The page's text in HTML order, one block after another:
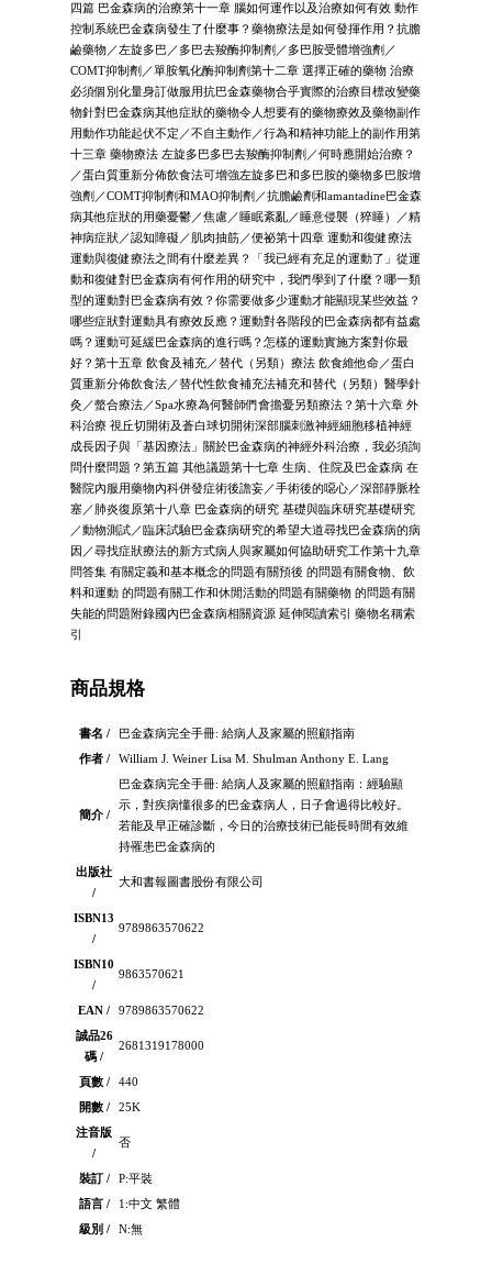
四篇 巴金森病的治療第十一章 腦如何運作以及治療如何有效 動作
控制系統巴金森病發生了什麼事？藥物療法是如何發揮作用？抗膽
鹼藥物／左旋多巴／多巴去羧酶抑制劑／多巴胺受體增強劑／
COMT抑制劑／單胺氧化酶抑制劑第十二章 選擇正確的藥物 治療
必須個別化量身訂做服用抗巴金森藥物合乎實際的治療目標改變藥
物針對巴金森病其他症狀的藥物令人想要有的藥物療效及藥物副作
用動作功能起伏不定／不自主動作／行為和精神功能上的副作用第
十三章 藥物療法 左旋多巴多巴去羧酶抑制劑／何時應開始治療？
／蛋白質重新分佈飲食法可增強左旋多巴和多巴胺的藥物多巴胺增
強劑／COMT抑制劑和MAO抑制劑／抗膽鹼劑和amantadine巴金森
病其他症狀的用藥憂鬱／焦慮／睡眠紊亂／睡意侵襲（猝睡）／精
神病症狀／認知障礙／肌肉抽筋／便祕第十四章 運動和復健療法
運動與復健療法之間有什麼差異？「我已經有充足的運動了」從運
動和復健對巴金森病有何作用的研究中，我們學到了什麼？哪一類
型的運動對巴金森病有效？你需要做多少運動才能顯現某些效益？
哪些症狀對運動具有療效反應？運動對各階段的巴金森病都有益處
嗎？運動可延緩巴金森病的進行嗎？怎樣的運動實施方案對你最
好？第十五章 飲食及補充／替代（另類）療法 飲食維他命／蛋白
質重新分佈飲食法／替代性飲食補充法補充和替代（另類）醫學針
灸／螫合療法／Spa水療為何醫師們會擔憂另類療法？第十六章 外
科治療 視丘切開術及蒼白球切開術深部腦刺激神經細胞移植神經
成長因子與「基因療法」關於巴金森病的神經外科治療，我必須詢
問什麼問題？第五篇 其他議題第十七章 生病、住院及巴金森病 在
醫院內服用藥物內科併發症術後譫妄／手術後的噁心／深部靜脈栓
塞／肺炎復原第十八章 巴金森病的研究 基礎與臨床研究基礎研究
／動物測試／臨床試驗巴金森病研究的希望大道尋找巴金森病的病
因／尋找症狀療法的新方式病人與家屬如何協助研究工作第十九章
問答集 有關定義和基本概念的問題有關預後 的問題有關食物、飲
料和運動 的問題有關工作和休閒活動的問題有關藥物 的問題有關
失能的問題附錄國內巴金森病相關資源 延伸閱讀索引 藥物名稱索
引
商品規格
書名 /
巴金森病完全手冊: 給病人及家屬的照顧指南
作者 /
William J. Weiner Lisa M. Shulman Anthony E. Lang
簡介 /
巴金森病完全手冊: 給病人及家屬的照顧指南：經驗顯
示，對疾病懂很多的巴金森病人，日子會過得比較好。
若能及早正確診斷，今日的治療技術已能長時間有效維
持罹患巴金森病的
出版社
/
大和書報圖書股份有限公司
ISBN13
/
9789863570622
ISBN10
/
9863570621
EAN /
9789863570622
誠品26
碼 /
2681319178000
頁數 /
440
開數 /
25K
注音版
/
否
裝訂 /
P:平裝
語言 /
1:中文 繁體
級別 /
N:無